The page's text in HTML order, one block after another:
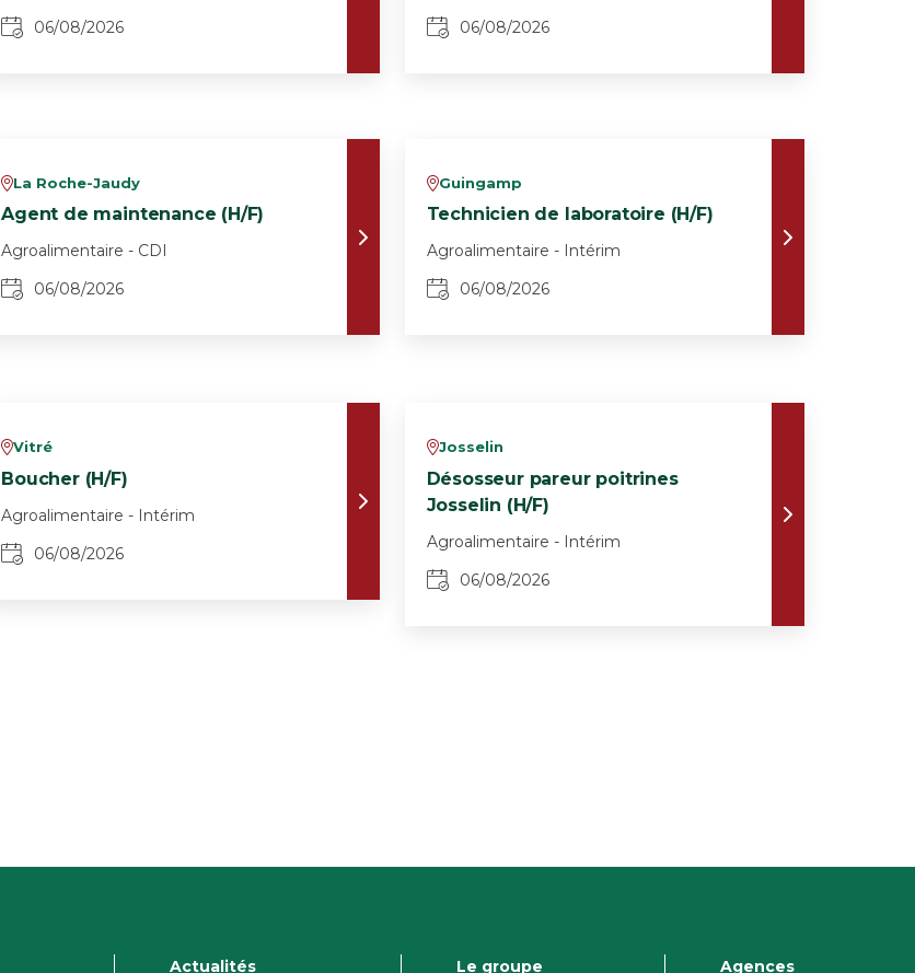
06/08/2026
06/08/2026
vLa Roche-Jaudy
Agent de maintenance (H/F)
Agroalimentaire - CDI
06/08/2026
vGuingamp
Technicien de laboratoire (H/F)
Agroalimentaire - Intérim
06/08/2026
vVitré
Boucher (H/F)
Agroalimentaire - Intérim
06/08/2026
vJosselin
Désosseur pareur poitrines
Josselin (H/F)
Agroalimentaire - Intérim
06/08/2026
Actualités Le groupe Agences